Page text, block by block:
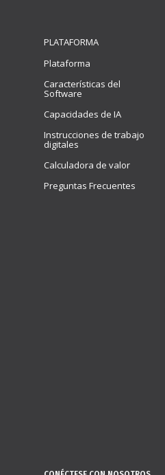
PLATAFORMA
Plataforma
Características del
Software
Capacidades de IA
Instrucciones de trabajo
digitales
Calculadora de valor
Preguntas Frecuentes